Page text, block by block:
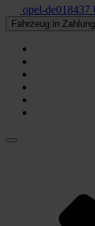
opel-de018437
Fahrzeug in